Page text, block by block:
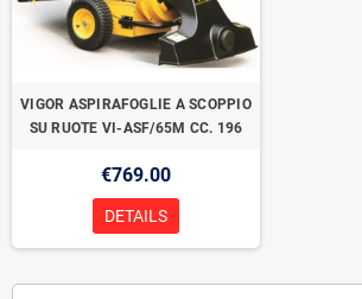
VIGOR ASPIRAFOGLIE A SCOPPIO
SU RUOTE VI-ASF/65M CC. 196
€769.00
DETAILS